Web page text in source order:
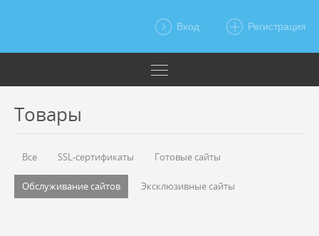
Вход Регистрация
Товары
Все SSL‑сертификаты Готовые сайты
Обслуживание сайтов Эксклюзивные сайты